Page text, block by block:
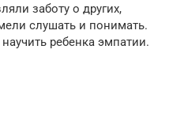
заботу о других,
слушать и понимать.
ребенка эмпатии.